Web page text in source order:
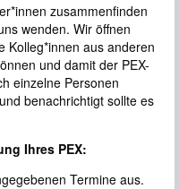
zusammenfinden
wenden. Wir öffnen
Kolleg*innen aus anderen
und damit der PEX-
einzelne Personen
benachrichtigt sollte es
Ihres PEX:
Termine aus.